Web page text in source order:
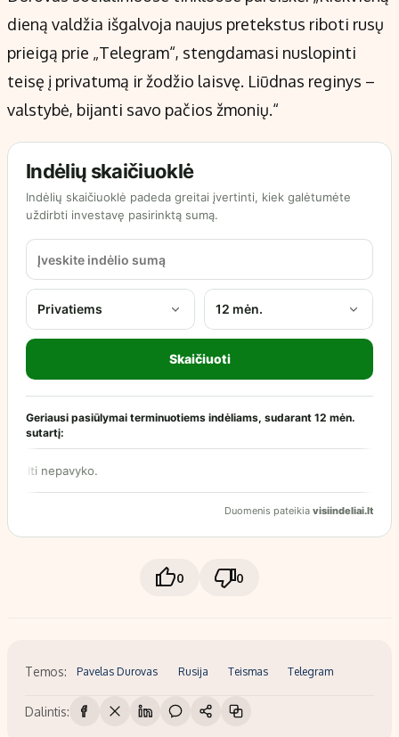
dieną valdžia išgalvoja naujus pretekstus riboti rusų
prieigą prie „Telegram“, stengdamasi nuslopinti
teisę į privatumą ir žodžio laisvę. Liūdnas reginys –
valstybė, bijanti savo pačios žmonių.“
0 0
Temos: Pavelas Durovas Rusija Teismas Telegram
Dalintis: